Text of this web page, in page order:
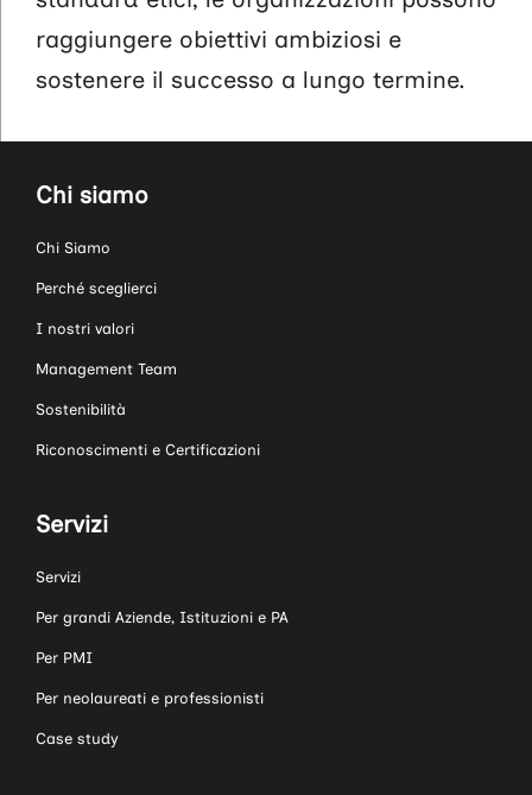
raggiungere obiettivi ambiziosi e
sostenere il successo a lungo termine.
Chi siamo
Chi Siamo
Perché sceglierci
I nostri valori
Management Team
Sostenibilità
Riconoscimenti e Certificazioni
Servizi
Servizi
Per grandi Aziende, Istituzioni e PA
Per PMI
Per neolaureati e professionisti
Case study